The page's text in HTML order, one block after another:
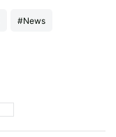
#News